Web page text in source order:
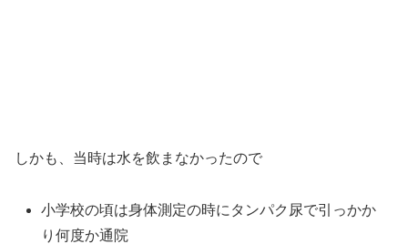
しかも、当時は水を飲まなかったので
小学校の頃は身体測定の時にタンパク尿で引っかか
り何度か通院